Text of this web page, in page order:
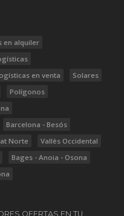
en alquiler
en venta
Solares
Polígonos
Barcelona - Besós
Norte
Vallès Occidental
Bages - Anoia - Osona
OFERTAS EN TU